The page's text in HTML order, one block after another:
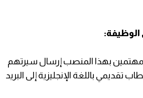
بهذا المنصب إرسال سيرتهم
تقديمي باللغة الإنجليزية إلى البريد